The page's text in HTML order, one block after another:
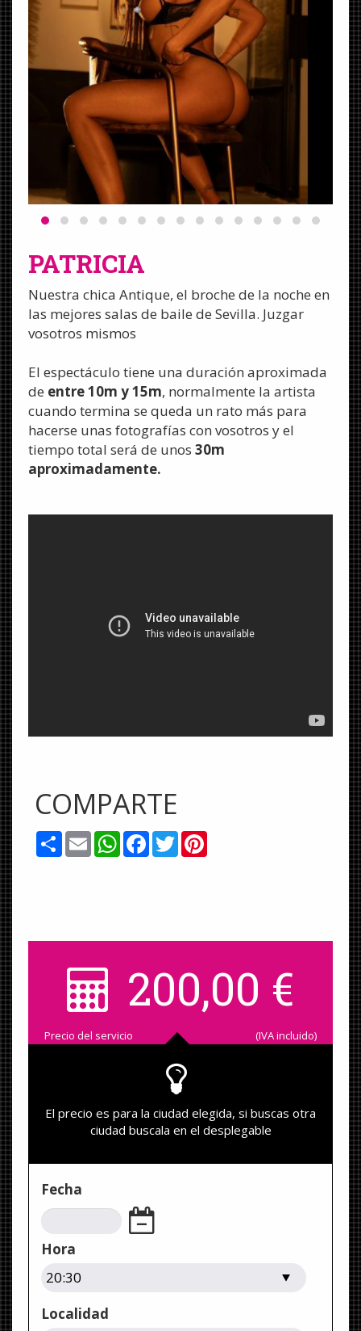
PATRICIA
Nuestra chica Antique, el broche de la noche en
las mejores salas de baile de Sevilla. Juzgar
vosotros mismos
El espectáculo tiene una duración aproximada
de entre10m y 15m, normalmente la artista
cuando termina se queda un rato más para
hacerse unas fotografías con vosotros y el
tiempo total será de unos 30m
aproximadamente.
COMPARTE
ShareEmailWhatsApp
Facebook
Twitter
200,00 €
Precio del servicio (IVA incluido)
El precio es para la ciudad elegida, si buscas otra
ciudad buscala en el desplegable
Fecha
Hora
Localidad